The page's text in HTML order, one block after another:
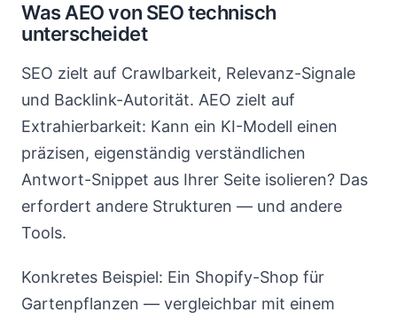
Was AEO von SEO technisch
unterscheidet
SEO zielt auf Crawlbarkeit, Relevanz-Signale
und Backlink-Autorität. AEO zielt auf
Extrahierbarkeit: Kann ein KI-Modell einen
präzisen, eigenständig verständlichen
Antwort-Snippet aus Ihrer Seite isolieren? Das
erfordert andere Strukturen — und andere
Tools.
Konkretes Beispiel: Ein Shopify-Shop für
Gartenpflanzen — vergleichbar mit einem